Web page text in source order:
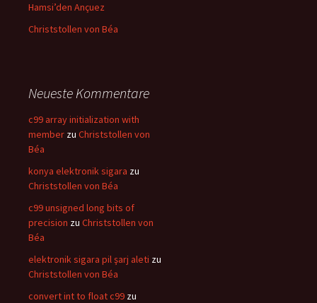
Hamsi’den Ançuez
Christstollen von Béa
Neueste Kommentare
c99 array initialization with
member zu Christstollen von
Béa
konya elektronik sigara zu
Christstollen von Béa
c99 unsigned long bits of
precision zu Christstollen von
Béa
elektronik sigara pil şarj aleti zu
Christstollen von Béa
convert int to float c99 zu